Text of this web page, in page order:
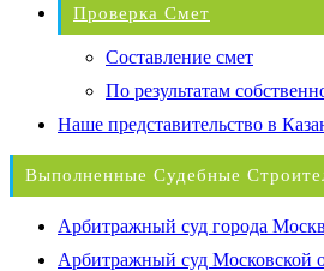
Проверка Смет
Составление смет
По результатам
Наше представительство в
Выполненные Судебные
Арбитражный суд города
Арбитражный суд Московской